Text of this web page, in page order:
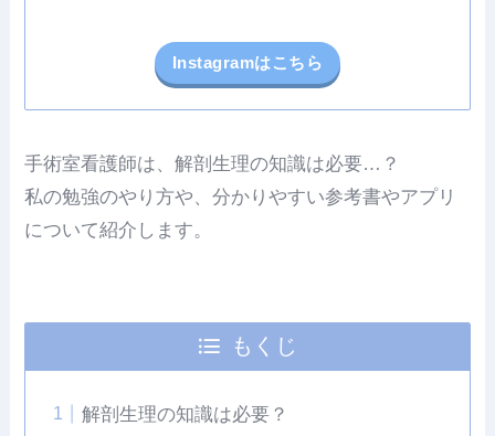
Instagramはこちら
手術室看護師は、解剖生理の知識は必要…？
私の勉強のやり方や、分かりやすい参考書やアプリ
について紹介します。
もくじ
解剖生理の知識は必要？